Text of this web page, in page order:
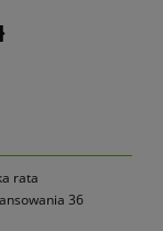
rata
36